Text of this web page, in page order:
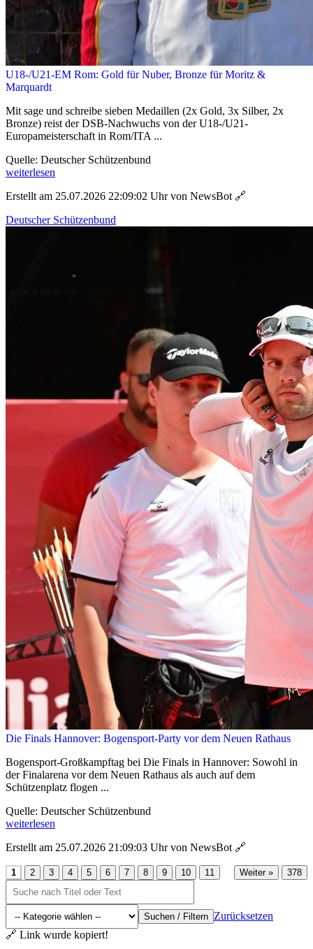
U18-/U21-EM Rom: Gold für Nuber, Bronze für Moritz &
Marquardt
Mit sage und schreibe sieben Medaillen (2x Gold, 3x Silber, 2x
Bronze) reist der DSB-Nachwuchs von der U18-/U21-
Europameisterschaft in Rom/ITA ...
Quelle: Deutscher Schützenbund
weiterlesen
Erstellt am 25.07.2026 22:09:02 Uhr von NewsBot 🔗
Deutscher Schützenbund
Die Finals Hannover: Bogensport-Party vor dem Neuen Rathaus
Bogensport-Großkampftag bei Die Finals in Hannover: Sowohl in
der Finalarena vor dem Neuen Rathaus als auch auf dem
Schützenplatz flogen ...
Quelle: Deutscher Schützenbund
weiterlesen
Erstellt am 25.07.2026 21:09:03 Uhr von NewsBot 🔗
1 2 3 4 5 6 7 8 9 10 11 Weiter » 378
Suchen / Filtern Zurücksetzen
🔗 Link wurde kopiert!